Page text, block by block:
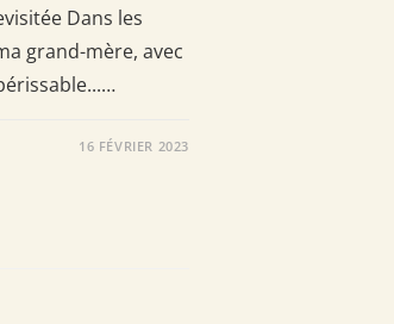
Dans les
grand-mère, avec
16 FÉVRIER 2023